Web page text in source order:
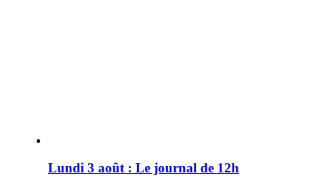
Lundi 3 août : Le journal de 12h